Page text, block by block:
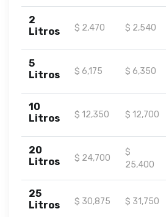
2
Litros
$ 2,470 $ 2,540
5
Litros
$ 6,175 $ 6,350
10
Litros
$ 12,350 $ 12,700
20
Litros
$ 24,700
$
25,400
25
Litros
$ 30,875 $ 31,750